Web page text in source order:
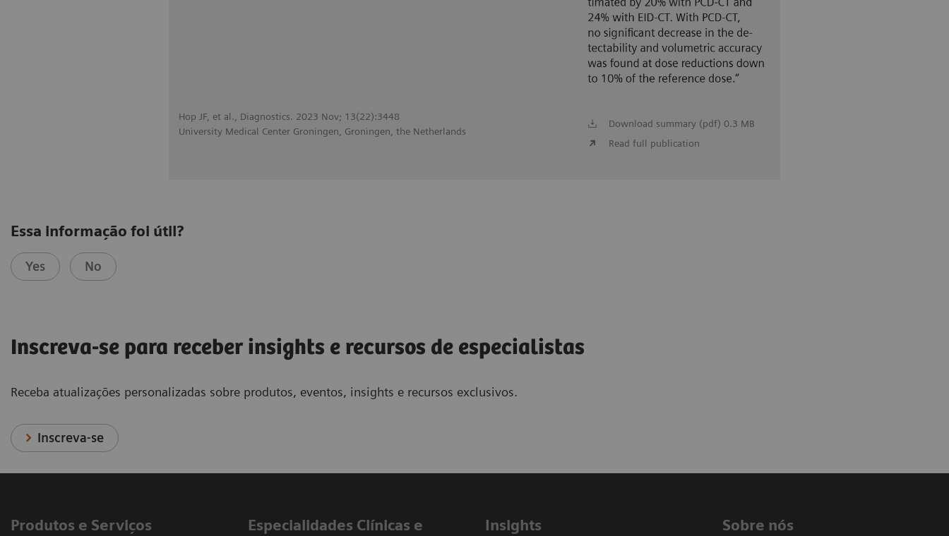
Hop JF, et al., Diagnostics. 2023 Nov; 13(22):3448
University Medical Center Groningen, Groningen, the Netherlands
Download summary (pdf) 0.3 MB
Read full publication
Essa informação foi útil?
Yes No
Inscreva-se para receber insights e recursos de especialistas
Receba atualizações personalizadas sobre produtos, eventos, insights e recursos exclusivos.
Inscreva-se
Produtos e Serviços
​Especialidades Clínicas e
Insights Sobre nós